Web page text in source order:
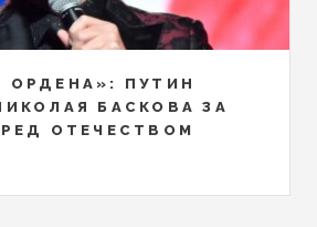
ПУТИН
БАСКОВА ЗА
ОТЕЧЕСТВОМ